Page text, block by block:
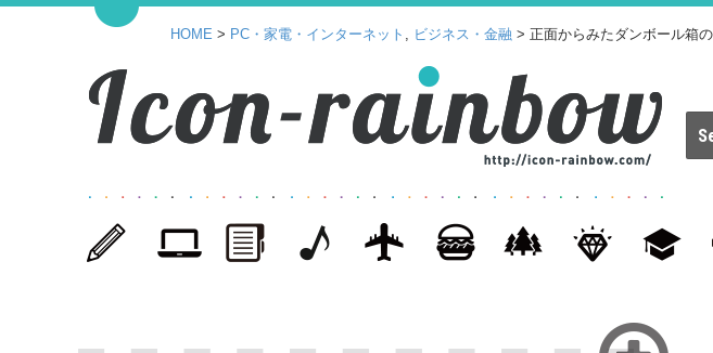
HOME > PC・家電・インターネット , ビジネス・金融 > 正面からみたダンボール箱